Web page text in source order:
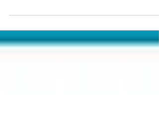
rencontre d'enfance qui m'a appris que la magie
existe.